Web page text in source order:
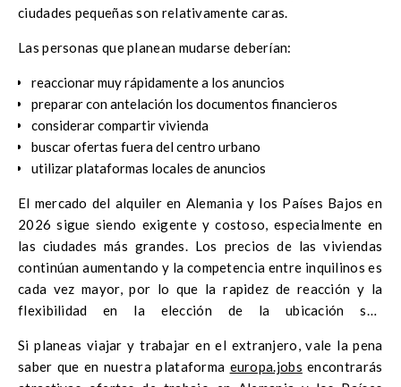
ciudades pequeñas son relativamente caras.
Las personas que planean mudarse deberían:
reaccionar muy rápidamente a los anuncios
preparar con antelación los documentos financieros
considerar compartir vivienda
buscar ofertas fuera del centro urbano
utilizar plataformas locales de anuncios
El mercado del alquiler en Alemania y los Países Bajos en
2026 sigue siendo exigente y costoso, especialmente en
las ciudades más grandes. Los precios de las viviendas
continúan aumentando y la competencia entre inquilinos es
cada vez mayor, por lo que la rapidez de reacción y la
flexibilidad en la elección de la ubicación son
Si planeas viajar y trabajar en el extranjero, vale la pena
saber que en nuestra plataforma europa.jobs encontrarás